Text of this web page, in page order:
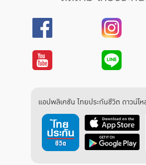
แอปพลิเคชัน ไทยประกันชีวิต ดาวน์โ